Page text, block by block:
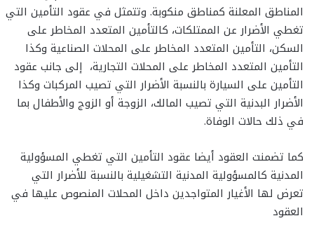
المناطق المعلنة كمناطق منكوبة. وتتمثل في عقود التأمين التي
تغطي الأضرار عن الممتلكات، كالتأمين المتعدد المخاطر على
السكن، التأمين المتعدد المخاطر على المحلات الصناعية وكذا
التأمين المتعدد المخاطر على المحلات التجارية، إلى جانب عقود
التأمين على السيارة بالنسبة الأضرار التي تصيب المركبات وكذا
الأضرار البدنية التي تصيب المالك، الزوجة أو الزوج والأطفال بما
في ذلك حالات الوفاة.
كما تضمنت العقود أيضا عقود التأمين التي تغطي المسؤولية
المدنية كالمسؤولية المدنية التشغيلية بالنسبة للأضرار التي
تعرض لها الأغيار المتواجدين داخل المحلات المنصوص عليها في
العقود